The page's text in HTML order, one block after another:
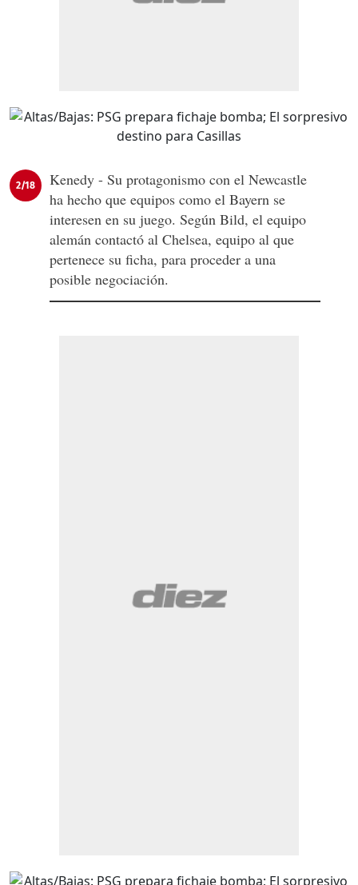
2/18
Kenedy - Su protagonismo con el Newcastle
ha hecho que equipos como el Bayern se
interesen en su juego. Según Bild, el equipo
alemán contactó al Chelsea, equipo al que
pertenece su ficha, para proceder a una
posible negociación.